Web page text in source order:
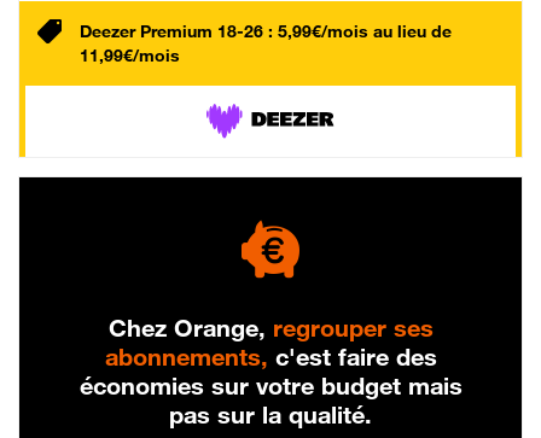
Deezer Premium 18-26 : 5,99€/mois au lieu de
11,99€/mois
Chez Orange, regrouper ses
abonnements, c'est faire des
économies sur votre budget mais
pas sur la qualité.